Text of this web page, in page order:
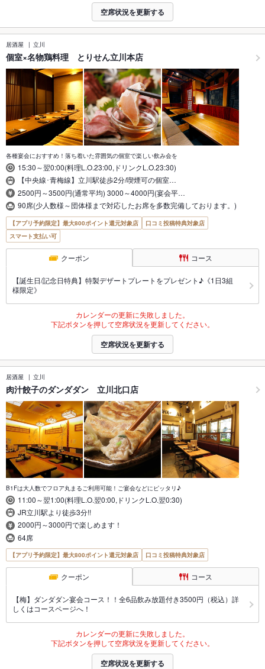
空席状況を更新する
居酒屋 立川
個室×名物鶏料理 とりせん立川本店
各種宴会におすすめ！落ち着いた雰囲気の個室で楽しい飲み会を
15:30～翌0:00(料理L.O.23:00,ドリンクL.O.23:30)
【中央線･青梅線】立川駅徒歩2分/喫煙可の個室…
2500円～3500円(通常平均) 3000～4000円(宴会平…
90席(少人数様～団体様まで対応したお席を多数完備しております。)
【アプリ予約限定】最大800ポイント還元対象店
口コミ投稿特典対象店
スマート支払い可
クーポン コース
【誕生日/記念日特典】特製デザートプレートをプレゼント♪《1日3組
様限定》
カレンダーの更新に失敗しました。
下記ボタンを押して空席状況を更新してください。
空席状況を更新する
居酒屋 立川
肉汁餃子のダンダダン 立川北口店
B1Fは大人数でフロア丸まるご利用可能！ご宴会などにピッタリ♪
11:00～翌1:00(料理L.O.翌0:00,ドリンクL.O.翌0:30)
JR立川駅より徒歩3分!!
2000円～3000円で楽しめます！
64席
【アプリ予約限定】最大800ポイント還元対象店 口コミ投稿特典対象店
クーポン コース
【梅】ダンダダン宴会コース！！全6品飲み放題付き3500円（税込）詳
しくはコースページへ！
カレンダーの更新に失敗しました。
下記ボタンを押して空席状況を更新してください。
空席状況を更新する